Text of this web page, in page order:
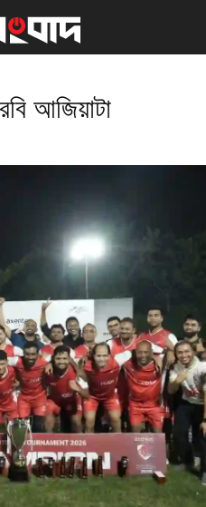
আজিয়াটা